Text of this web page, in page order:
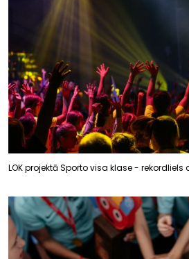
LOK projektā Sporto visa klase -